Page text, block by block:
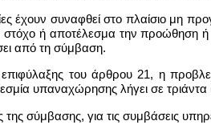
έχουν συναφθεί στο πλαίσιο μη
ή αποτέλεσμα την προώθηση
από τη σύμβαση.
του άρθρου 21, η
υπαναχώρησης λήγει σε τριάντα
σύμβασης, για τις συμβάσεις